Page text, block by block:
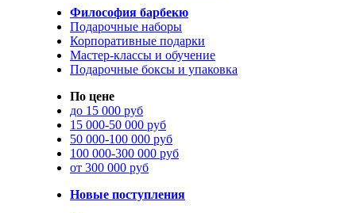
Философия барбекю
Подарочные наборы
Корпоративные подарки
Мастер-классы и обучение
Подарочные боксы и упаковка
По цене
до 15 000 руб
15 000-50 000 руб
50 000-100 000 руб
100 000-300 000 руб
от 300 000 руб
Новые поступления